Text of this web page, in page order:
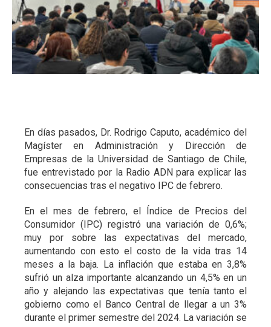
En días pasados, Dr. Rodrigo Caputo, académico del
Magíster en Administración y Dirección de
Empresas de la Universidad de Santiago de Chile,
fue entrevistado por la Radio ADN para explicar las
consecuencias tras el negativo IPC de febrero.
En el mes de febrero, el Índice de Precios del
Consumidor (IPC) registró una variación de 0,6%;
muy por sobre las expectativas del mercado,
aumentando con esto el costo de la vida tras 14
meses a la baja. La inflación que estaba en 3,8%
sufrió un alza importante alcanzando un 4,5% en un
año y alejando las expectativas que tenía tanto el
gobierno como el Banco Central de llegar a un 3%
durante el primer semestre del 2024. La variación se